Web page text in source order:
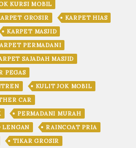
KURSI MOBIL
GROSIR
KARPET HIAS
KARPET MASJID
PERMADANI
SAJADAH MASJID
PEGAS
KULIT JOK MOBIL
CAR
PERMADANI MURAH
LENGAN
RAINCOAT PRIA
TIKAR GROSIR